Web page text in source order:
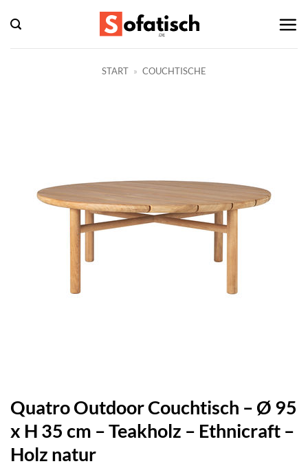
Inhalt
springen
START » COUCHTISCHE
Quatro Outdoor Couchtisch – Ø 95
x H 35 cm – Teakholz – Ethnicraft –
Holz natur